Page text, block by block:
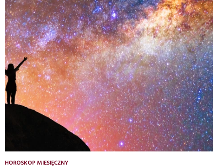
HOROSKOP MIESIĘCZNY